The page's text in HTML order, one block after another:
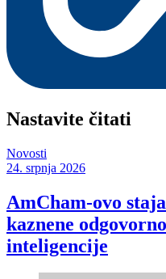
Nastavite čitati
Novosti
24. srpnja 2026
AmCham-ovo
kaznene
inteligencije